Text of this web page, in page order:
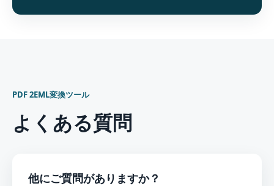
PDF 2EML変換ツール
よくある質問
他にご質問がありますか？